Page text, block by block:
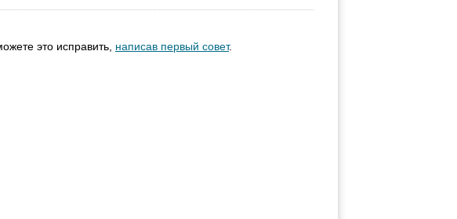
это исправить, написав первый совет.